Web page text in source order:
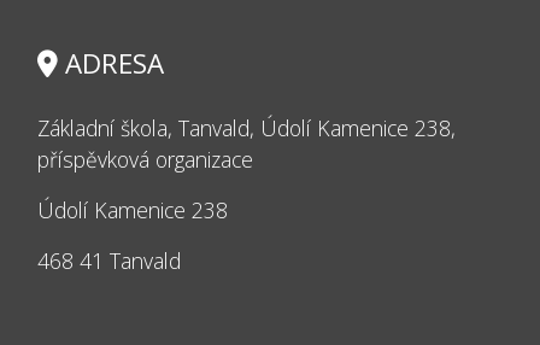
ADRESA
Základní škola, Tanvald, Údolí Kamenice 238,
příspěvková organizace
Údolí Kamenice 238
468 41 Tanvald